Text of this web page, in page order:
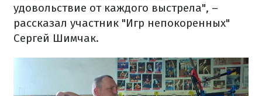
удовольствие от каждого выстрела", –
рассказал участник "Игр непокоренных"
Сергей Шимчак.